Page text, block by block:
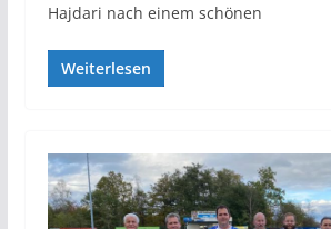
Hajdari nach einem schönen
Weiterlesen